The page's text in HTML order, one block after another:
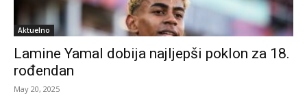
Aktuelno
Lamine Yamal dobija najljepši poklon za 18.
rođendan
May 20, 2025